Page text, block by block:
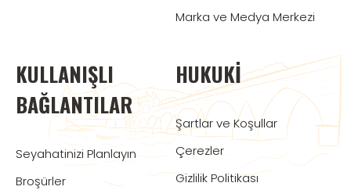
Marka ve Medya Merkezi
KULLANIŞLI
BAĞLANTILAR
Seyahatinizi Planlayın
Broşürler
HUKUKI
Şartlar ve Koşullar
Çerezler
Gizlilik Politikası